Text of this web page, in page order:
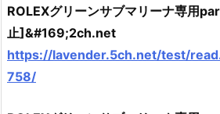
ROLEXグリーンサブマリーナ専用
止]&#169;2ch.net
https://lavender.5ch.net/test/
758/